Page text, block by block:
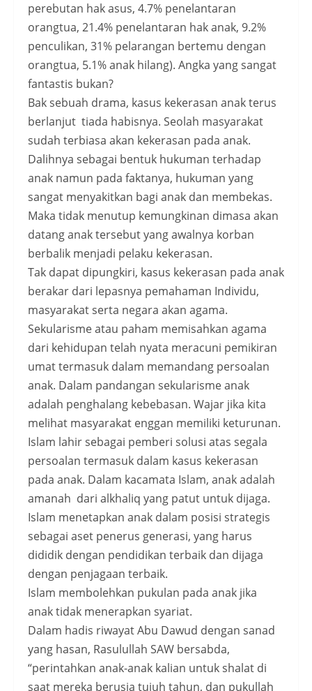
perebutan hak asus, 4.7% penelantaran
orangtua, 21.4% penelantaran hak anak, 9.2%
penculikan, 31% pelarangan bertemu dengan
orangtua, 5.1% anak hilang). Angka yang sangat
fantastis bukan?
Bak sebuah drama, kasus kekerasan anak terus
berlanjut tiada habisnya. Seolah masyarakat
sudah terbiasa akan kekerasan pada anak.
Dalihnya sebagai bentuk hukuman terhadap
anak namun pada faktanya, hukuman yang
sangat menyakitkan bagi anak dan membekas.
Maka tidak menutup kemungkinan dimasa akan
datang anak tersebut yang awalnya korban
berbalik menjadi pelaku kekerasan.
Tak dapat dipungkiri, kasus kekerasan pada anak
berakar dari lepasnya pemahaman Individu,
masyarakat serta negara akan agama.
Sekularisme atau paham memisahkan agama
dari kehidupan telah nyata meracuni pemikiran
umat termasuk dalam memandang persoalan
anak. Dalam pandangan sekularisme anak
adalah penghalang kebebasan. Wajar jika kita
melihat masyarakat enggan memiliki keturunan.
Islam lahir sebagai pemberi solusi atas segala
persoalan termasuk dalam kasus kekerasan
pada anak. Dalam kacamata Islam, anak adalah
amanah dari alkhaliq yang patut untuk dijaga.
Islam menetapkan anak dalam posisi strategis
sebagai aset penerus generasi, yang harus
dididik dengan pendidikan terbaik dan dijaga
dengan penjagaan terbaik.
Islam membolehkan pukulan pada anak jika
anak tidak menerapkan syariat.
Dalam hadis riwayat Abu Dawud dengan sanad
yang hasan, Rasulullah SAW bersabda,
“perintahkan anak-anak kalian untuk shalat di
saat mereka berusia tujuh tahun, dan pukullah